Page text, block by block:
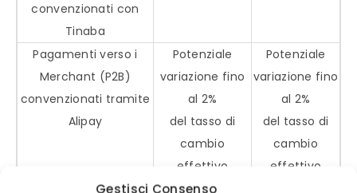
Gestisci Consenso
convenzionati con
Tinaba
Pagamenti verso i
Merchant (P2B)
convenzionati tramite
Alipay
Potenziale
variazione fino
al 2%
del tasso di
cambio
effettivo
rispetto al tasso
Potenziale
variazione fino
al 2%
del tasso di
cambio
effettivo